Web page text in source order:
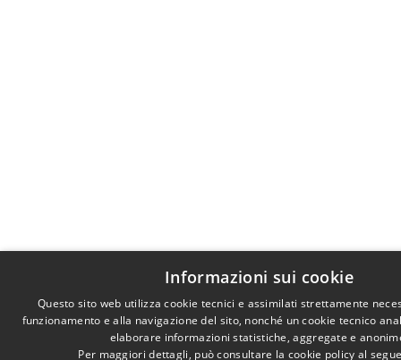
Informazioni sui cookie
Questo sito web utilizza cookie tecnici e assimilati strettamente
funzionamento e alla navigazione del sito, nonché un cookie tecnico
elaborare informazioni statistiche, aggregate e
Per maggiori dettagli, può consultare la cookie policy al